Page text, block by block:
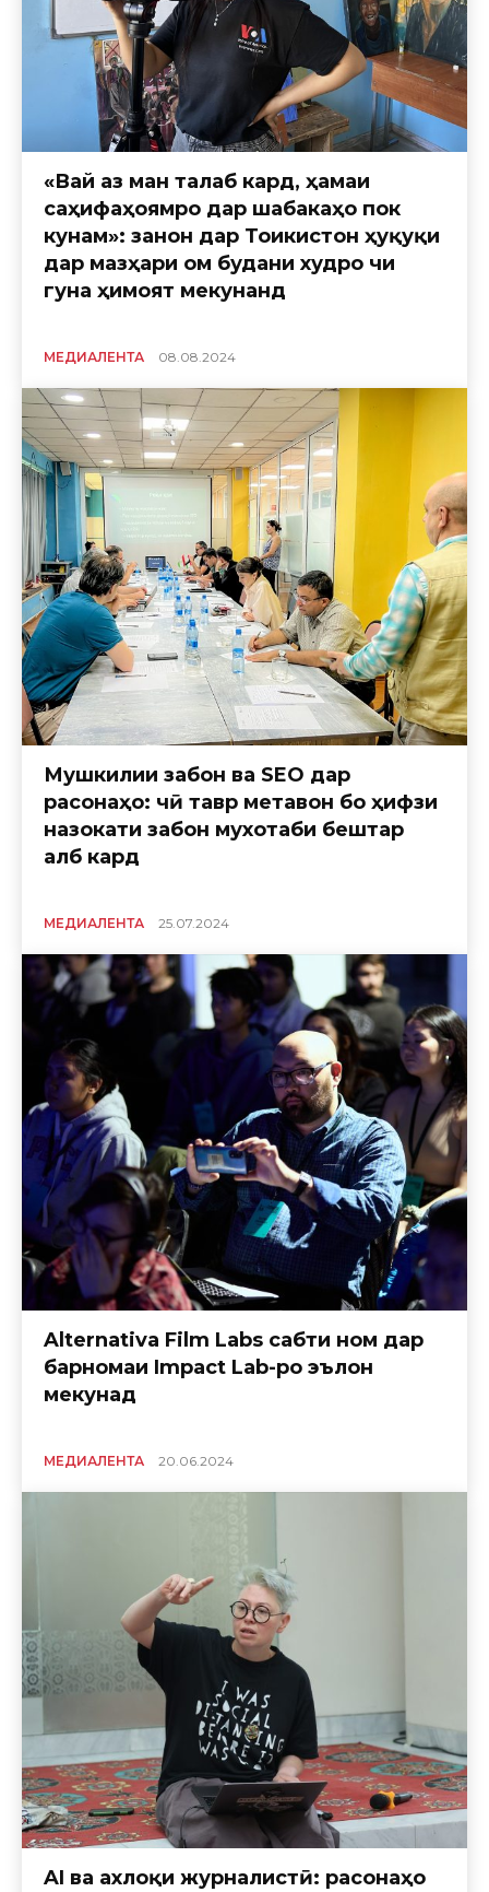
«Вай аз ман талаб кард, ҳамаи
саҳифаҳоямро дар шабакаҳо пок
кунам»: занон дар Тоҷикистон ҳуқуқи
дар мазҳари ом будани худро чи
гуна ҳимоят мекунанд
МЕДИАЛЕНТА 08.08.2024
Мушкилии забон ва SEO дар
расонаҳо: чӣ тавр метавон бо ҳифзи
назокати забон мухотаби бештар
ҷалб кард
МЕДИАЛЕНТА 25.07.2024
Alternativa Film Labs сабти ном дар
барномаи Impact Lab-ро эълон
мекунад
МЕДИАЛЕНТА 20.06.2024
AI ва ахлоқи журналистӣ: расонаҳо